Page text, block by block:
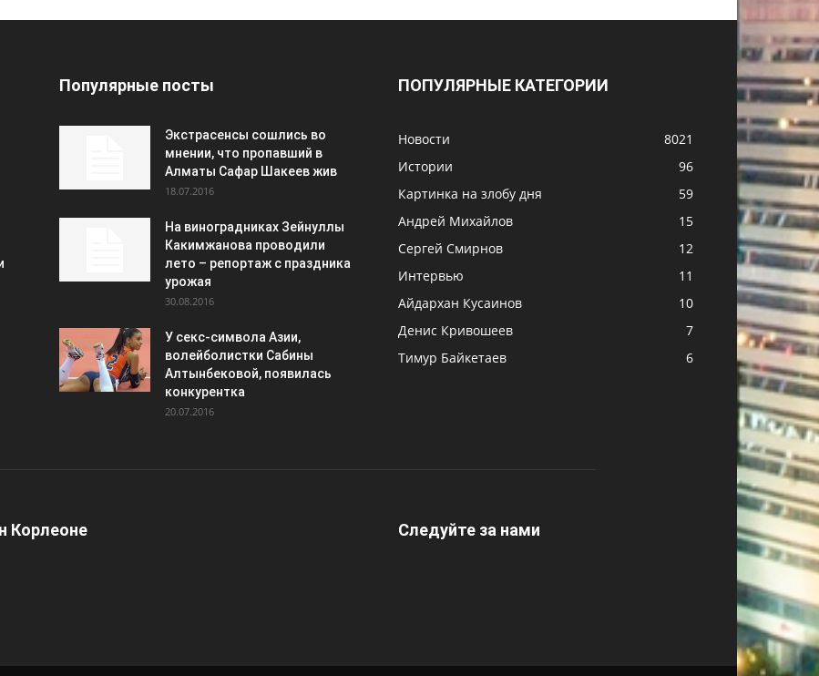
Популярные посты
Экстрасенсы сошлись во
мнении, что пропавший в
Алматы Сафар Шакеев жив
18.07.2016
На виноградниках Зейнуллы
Какимжанова проводили
лето – репортаж с праздника
урожая
30.08.2016
У секс-символа Азии,
волейболистки Сабины
Алтынбековой, появилась
конкурентка
20.07.2016
ПОПУЛЯРНЫЕ КАТЕГОРИИ
Новости
8021
Истории
96
Картинка на злобу дня
59
Андрей Михайлов
15
Сергей Смирнов
12
Интервью
11
Айдархан Кусаинов
10
Денис Кривошеев
7
Тимур Байкетаев
6
Корлеоне Следуйте за нами